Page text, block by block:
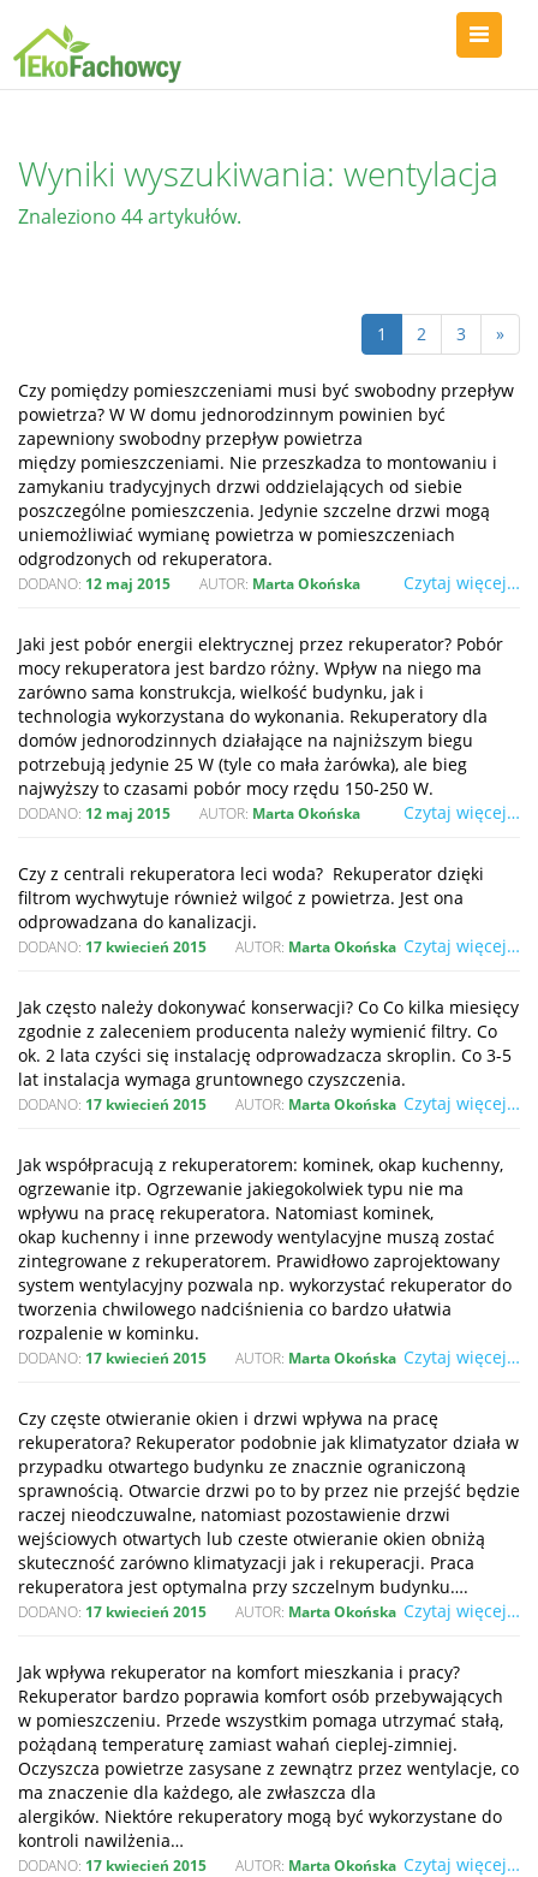
Wyniki wyszukiwania: wentylacja
Znaleziono 44 artykułów.
1 2 3 »
Czy pomiędzy pomieszczeniami musi być swobodny przepływ
powietrza? W W domu jednorodzinnym powinien być
zapewniony swobodny przepływ powietrza
między pomieszczeniami. Nie przeszkadza to montowaniu i
zamykaniu tradycyjnych drzwi oddzielających od siebie
poszczególne pomieszczenia. Jedynie szczelne drzwi mogą
uniemożliwiać wymianę powietrza w pomieszczeniach
odgrodzonych od rekuperatora.
DODANO: 12 maj 2015 AUTOR: Marta Okońska Czytaj więcej…
Jaki jest pobór energii elektrycznej przez rekuperator? Pobór
mocy rekuperatora jest bardzo różny. Wpływ na niego ma
zarówno sama konstrukcja, wielkość budynku, jak i
technologia wykorzystana do wykonania. Rekuperatory dla
domów jednorodzinnych działające na najniższym biegu
potrzebują jedynie 25 W (tyle co mała żarówka), ale bieg
najwyższy to czasami pobór mocy rzędu 150-250 W.
DODANO: 12 maj 2015 AUTOR: Marta Okońska Czytaj więcej…
Czy z centrali rekuperatora leci woda? Rekuperator dzięki
filtrom wychwytuje również wilgoć z powietrza. Jest ona
odprowadzana do kanalizacji.
DODANO: 17 kwiecień 2015 AUTOR: Marta Okońska Czytaj więcej…
Jak często należy dokonywać konserwacji? Co Co kilka miesięcy
zgodnie z zaleceniem producenta należy wymienić filtry. Co
ok. 2 lata czyści się instalację odprowadzacza skroplin. Co 3-5
lat instalacja wymaga gruntownego czyszczenia.
DODANO: 17 kwiecień 2015 AUTOR: Marta Okońska Czytaj więcej…
Jak współpracują z rekuperatorem: kominek, okap kuchenny,
ogrzewanie itp. Ogrzewanie jakiegokolwiek typu nie ma
wpływu na pracę rekuperatora. Natomiast kominek,
okap kuchenny i inne przewody wentylacyjne muszą zostać
zintegrowane z rekuperatorem. Prawidłowo zaprojektowany
system wentylacyjny pozwala np. wykorzystać rekuperator do
tworzenia chwilowego nadciśnienia co bardzo ułatwia
rozpalenie w kominku.
DODANO: 17 kwiecień 2015 AUTOR: Marta Okońska Czytaj więcej…
Czy częste otwieranie okien i drzwi wpływa na pracę
rekuperatora? Rekuperator podobnie jak klimatyzator działa w
przypadku otwartego budynku ze znacznie ograniczoną
sprawnością. Otwarcie drzwi po to by przez nie przejść będzie
raczej nieodczuwalne, natomiast pozostawienie drzwi
wejściowych otwartych lub czeste otwieranie okien obniżą
skuteczność zarówno klimatyzacji jak i rekuperacji. Praca
rekuperatora jest optymalna przy szczelnym budynku….
DODANO: 17 kwiecień 2015 AUTOR: Marta Okońska Czytaj więcej…
Jak wpływa rekuperator na komfort mieszkania i pracy?
Rekuperator bardzo poprawia komfort osób przebywających
w pomieszczeniu. Przede wszystkim pomaga utrzymać stałą,
pożądaną temperaturę zamiast wahań cieplej-zimniej.
Oczyszcza powietrze zasysane z zewnątrz przez wentylacje, co
ma znaczenie dla każdego, ale zwłaszcza dla
alergików. Niektóre rekuperatory mogą być wykorzystane do
kontroli nawilżenia…
DODANO: 17 kwiecień 2015 AUTOR: Marta Okońska Czytaj więcej…